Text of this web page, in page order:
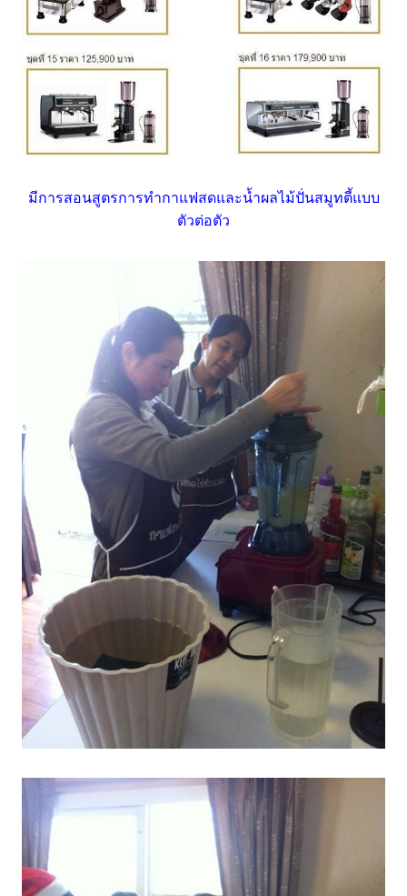
มีการสอนสูตรการทำกาแฟสดและน้ำผลไม้ปั่นสมูทตี้แบบ
ตัวต่อตัว